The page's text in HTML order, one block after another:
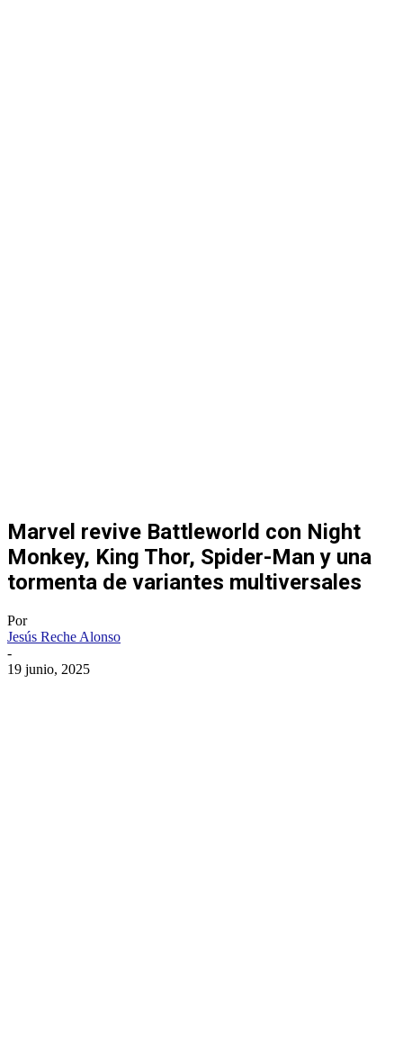
Marvel revive Battleworld con Night
Monkey, King Thor, Spider-Man y una
tormenta de variantes multiversales
Por
Jesús Reche Alonso
-
19 junio, 2025